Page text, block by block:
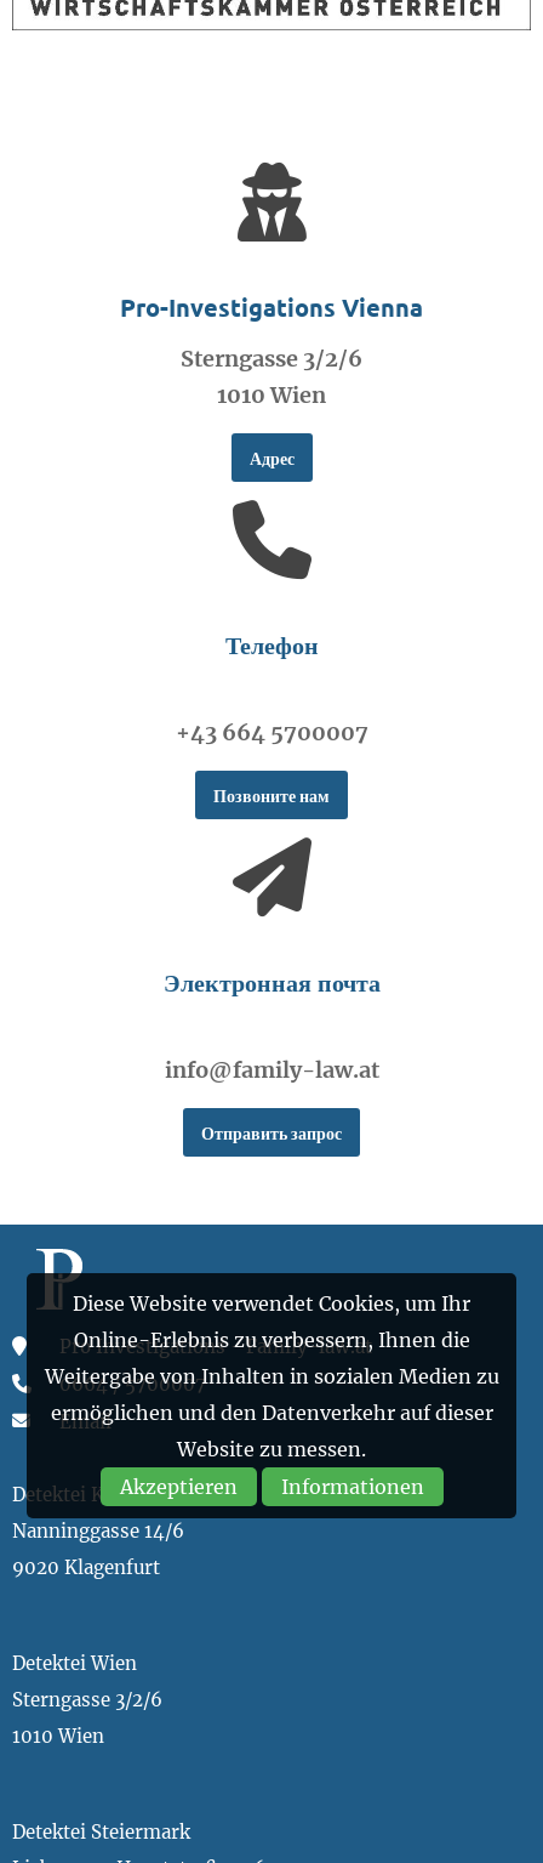
Diese Website verwendet Cookies, um Ihr
Online-Erlebnis zu verbessern, Ihnen die
Weitergabe von Inhalten in sozialen Medien zu
ermöglichen und den Datenverkehr auf dieser
Website zu messen.
Akzeptieren
Informationen
Pro-Investigations Vienna
Sterngasse 3/2/6
1010 Wien
Адрес
Телефон
+43 664 5700007
Позвоните нам
Электронная почта
info@family-law.at
Отправить запрос
Pro Investigations - Family-law.at
0664 / 5700007
Email
Detektei Kärnten
Nanninggasse 14/6
9020 Klagenfurt
Detektei Wien
Sterngasse 3/2/6
1010 Wien
Detektei Steiermark